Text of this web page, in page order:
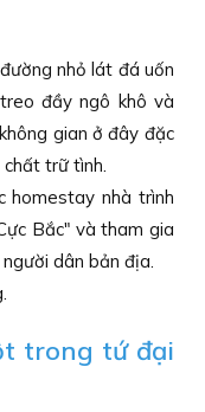
nhỏ lát đá uốn
đầy ngô khô và
gian ở đây đặc
trữ tình.
nhà trình
Bắc" và tham gia
dân bản địa.
trong tứ đại